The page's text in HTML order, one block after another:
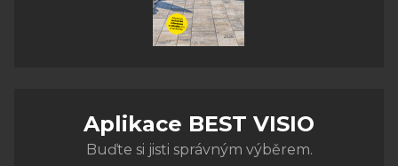
Aplikace BEST VISIO
Buďte si jisti správným výběrem.